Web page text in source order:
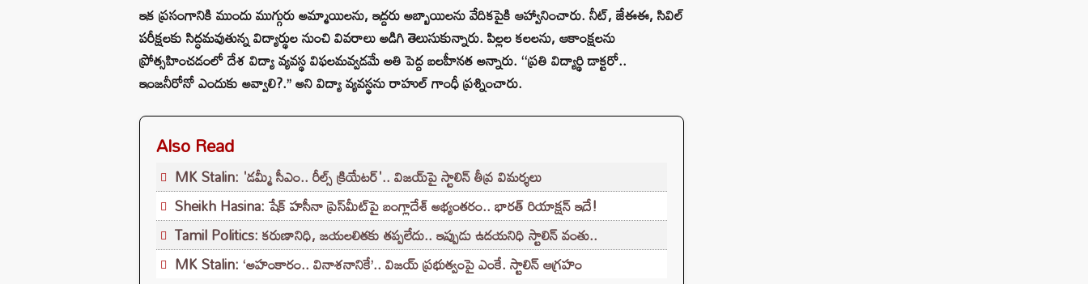
ఇక ప్రసంగానికి ముందు ముగ్గురు అమ్మాయిలను, ఇద్దరు అబ్బాయిలను వేదికపైకి ఆహ్వానించారు. నీట్, జేఈఈ, సివిల్
పరీక్షలకు సిద్ధమవుతున్న విద్యార్థుల నుంచి వివరాలు అడిగి తెలుసుకున్నారు. పిల్లల కలలను, ఆకాంక్షలను
ప్రోత్సహించడంలో దేశ విద్యా వ్యవస్థ విఫలమవ్వడమే అతి పెద్ద బలహీనత అన్నారు. ‘‘ప్రతి విద్యార్థి డాక్టరో..
ఇంజనీరోనో ఎందుకు అవ్వాలి?.’’ అని విద్యా వ్యవస్థను రాహుల్ గాంధీ ప్రశ్నించారు.
Also Read
MK Stalin: 'డమ్మీ సీఎం.. రీల్స్ క్రియేటర్'.. విజయ్‌పై స్టాలిన్ తీవ్ర విమర్శలు
Sheikh Hasina: షేక్ హసీనా ప్రెస్‌మీట్‌పై బంగ్లాదేశ్ అభ్యంతరం.. భారత్ రియాక్షన్ ఇదే!
Tamil Politics: కరుణానిధి, జయలలితకు తప్పలేదు.. ఇప్పుడు ఉదయనిధి స్టాలిన్ వంతు..
MK Stalin: ‘అహంకారం.. వినాశనానికే’.. విజయ్ ప్రభుత్వంపై ఎంకే. స్టాలిన్ ఆగ్రహం